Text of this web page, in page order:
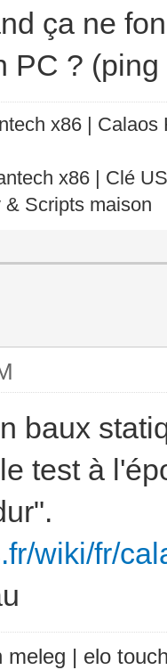
ça ne
PC ?
x86 |
x86 | Clé
Scripts maison
baux
test à
wiki/fr/
| elo